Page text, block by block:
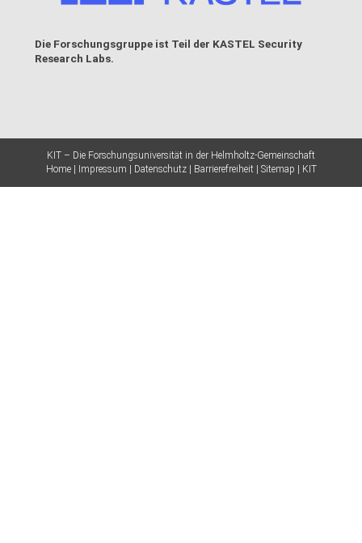
Die Forschungsgruppe ist Teil der KASTEL Security
Research Labs.
KIT – Die Forschungsuniversität in der Helmholtz-Gemeinschaft
Home
Impressum Datenschutz Barrierefreiheit Sitemap KIT